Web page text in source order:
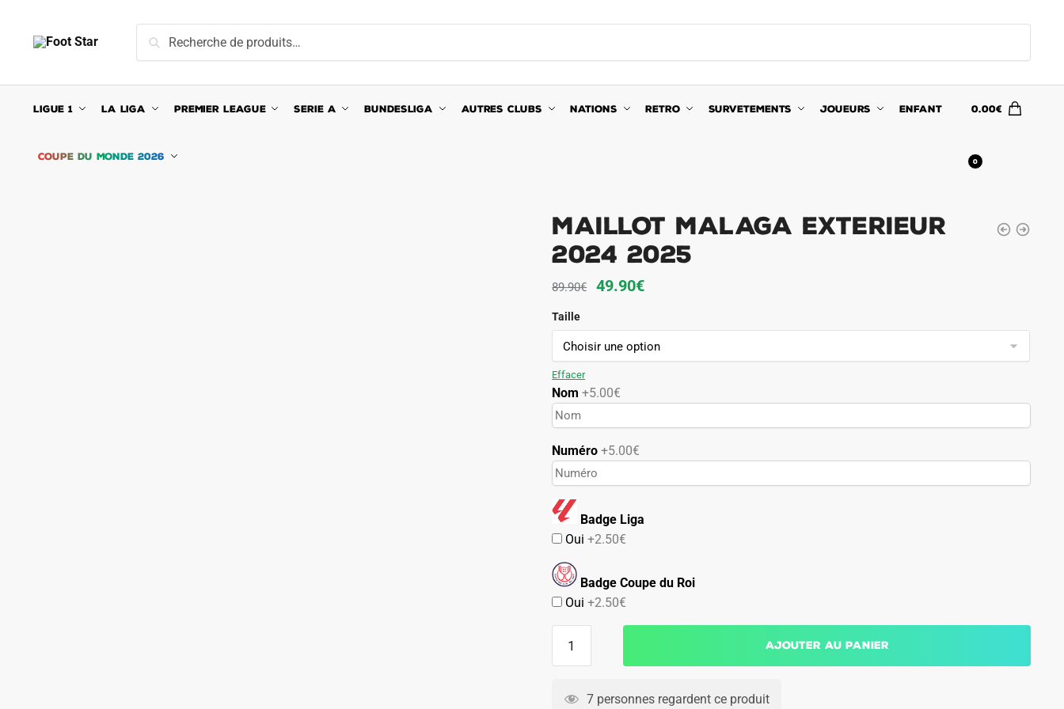
navigation
content
pour :
Recherche
LIGUE 1 LA LIGA PREMIER LEAGUE SERIE A BUNDESLIGA AUTRES CLUBS NATIONS RETRO SURVETEMENTS JOUEURS ENFANT
COUPE DU MONDE 2026
0.00€
0
Maillot Malaga Exterieur
2024 2025
89.90€
Le
initial
était :
49.90€Le
actuel
est :
Taille
Effacer
Nom +5.00€
Numéro+5.00€
Badge Liga
Oui+2.50€
Badge Coupe du Roi
Oui+2.50€
Malaga
Ajouter au panier
7 personnes regardent ce produit